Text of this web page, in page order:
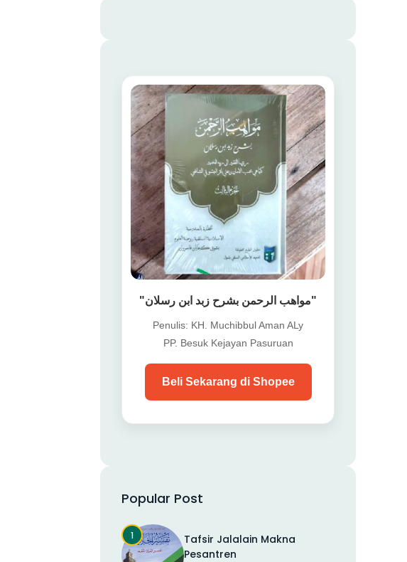
"مواهب الرحمن بشرح زبد ابن رسلان"
Penulis: KH. Muchibbul Aman ALy
PP. Besuk Kejayan Pasuruan
Beli Sekarang di Shopee
Popular Post
Tafsir Jalalain Makna
Pesantren